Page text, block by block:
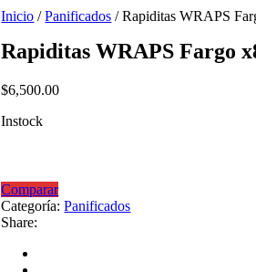
Inicio /Panificados / Rapiditas WRAPS
Rapiditas WRAPS Fargo
$6,500.00
Instock
Comparar
Categoría:Panificados
Share: